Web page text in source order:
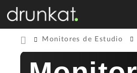
Monitores de Estudio